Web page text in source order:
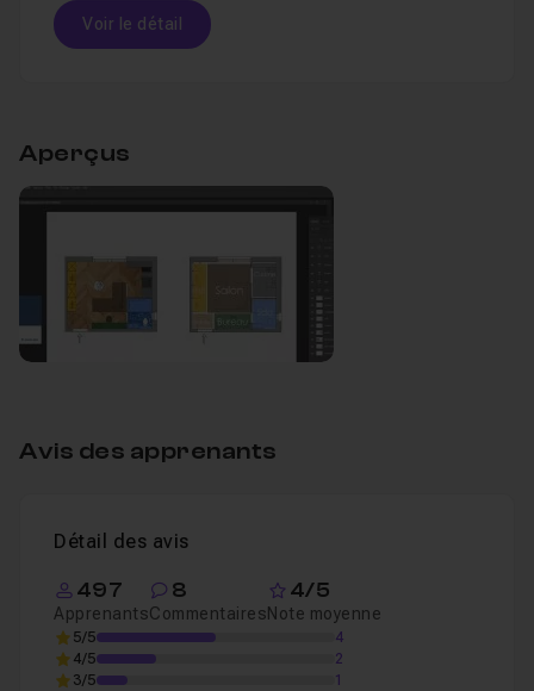
répondre à vos éventuelles questions sur ce cours.
Voir le détail
Aperçus
Avis des apprenants
Détail des avis
497
Apprenants
8
Commentaires
4/5
Note moyenne
5/5
4
4/5
2
3/5
1